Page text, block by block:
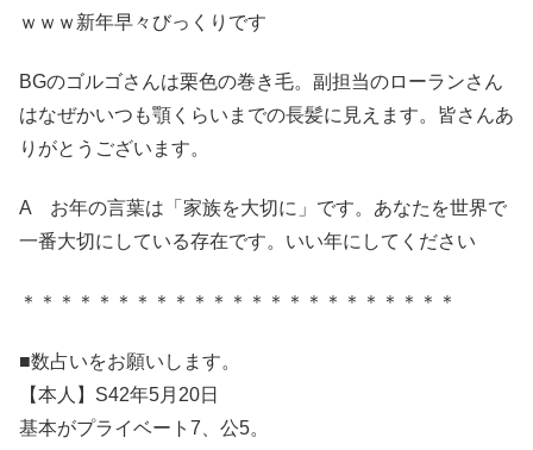
ｗｗｗ新年早々びっくりです
BGのゴルゴさんは栗色の巻き毛。副担当のローランさん
はなぜかいつも顎くらいまでの長髪に見えます。皆さんあ
りがとうございます。
A お年の言葉は「家族を大切に」です。あなたを世界で
一番大切にしている存在です。いい年にしてください
＊＊＊＊＊＊＊＊＊＊＊＊＊＊＊＊＊＊＊＊＊＊＊
■数占いをお願いします。
【本人】S42年5月20日
基本がプライベート7、公5。